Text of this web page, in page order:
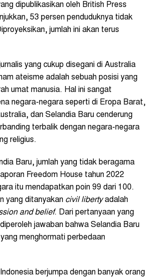
dipublikasikan oleh British Press
53 persen penduduknya tidak
jumlah ini akan terus
yang cukup disegani di Australia
ateisme adalah sebuah posisi yang
umat manusia. Hal ini sangat
negara-negara seperti di Eropa Barat,
dan Selandia Baru cenderung
terbalik dengan negara-negara
religius.
Baru, jumlah yang tidak beragama
Freedom House tahun 2022
itu mendapatkan poin 99 dari 100.
yang ditanyakan civil libertyadalah
and belief. Dari pertanyaan yang
jawaban bahwa Selandia Baru
menghormati perbedaan
berjumpa dengan banyak orang